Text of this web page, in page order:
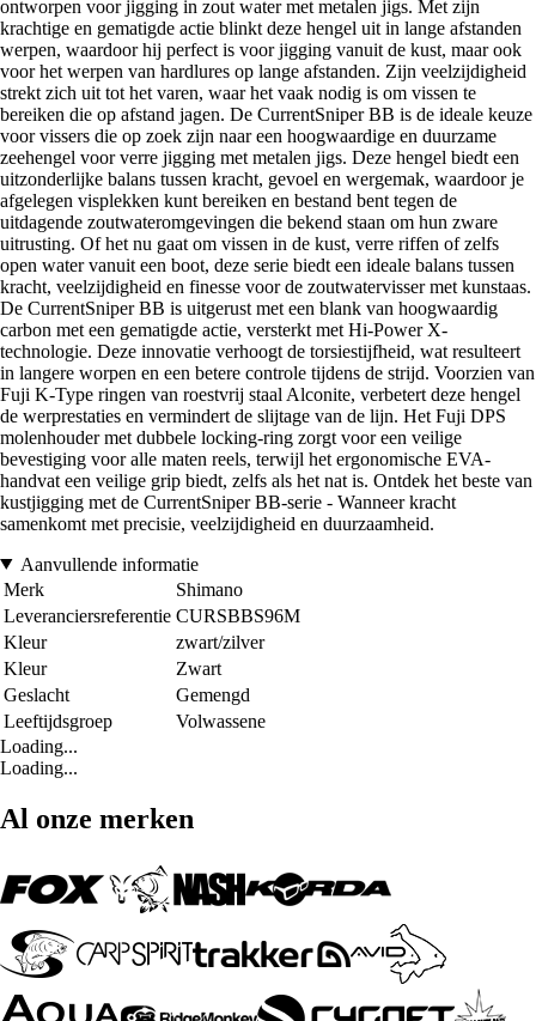
ontworpen voor jigging in zout water met metalen jigs. Met zijn
krachtige en gematigde actie blinkt deze hengel uit in lange afstanden
werpen, waardoor hij perfect is voor jigging vanuit de kust, maar ook
voor het werpen van hardlures op lange afstanden. Zijn veelzijdigheid
strekt zich uit tot het varen, waar het vaak nodig is om vissen te
bereiken die op afstand jagen. De CurrentSniper BB is de ideale keuze
voor vissers die op zoek zijn naar een hoogwaardige en duurzame
zeehengel voor verre jigging met metalen jigs. Deze hengel biedt een
uitzonderlijke balans tussen kracht, gevoel en wergemak, waardoor je
afgelegen visplekken kunt bereiken en bestand bent tegen de
uitdagende zoutwateromgevingen die bekend staan om hun zware
uitrusting. Of het nu gaat om vissen in de kust, verre riffen of zelfs
open water vanuit een boot, deze serie biedt een ideale balans tussen
kracht, veelzijdigheid en finesse voor de zoutwatervisser met kunstaas.
De CurrentSniper BB is uitgerust met een blank van hoogwaardig
carbon met een gematigde actie, versterkt met Hi-Power X-
technologie. Deze innovatie verhoogt de torsiestijfheid, wat resulteert
in langere worpen en een betere controle tijdens de strijd. Voorzien van
Fuji K-Type ringen van roestvrij staal Alconite, verbetert deze hengel
de werprestaties en vermindert de slijtage van de lijn. Het Fuji DPS
molenhouder met dubbele locking-ring zorgt voor een veilige
bevestiging voor alle maten reels, terwijl het ergonomische EVA-
handvat een veilige grip biedt, zelfs als het nat is. Ontdek het beste van
kustjigging met de CurrentSniper BB-serie - Wanneer kracht
samenkomt met precisie, veelzijdigheid en duurzaamheid.
Aanvullende informatie
Merk
Shimano
Leveranciersreferentie CURSBBS96M
Kleur
zwart/zilver
Kleur
Zwart
Geslacht
Gemengd
Leeftijdsgroep
Volwassene
Loading...
Loading...
Al onze merken